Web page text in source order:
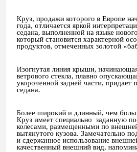
Круз, продажи которого в Европе
года, отличается яркой
седана, выполненной на языке
который становится характерной
продуктов, отмеченных золотой
Изогнутая линия крыши,
ветрового стекла, плавно
укороченной задней части, придает
седана.
Более широкий и длинный, чем
Круз имеет специально заданную
колесами, размещенными по
вытянутого кузова. Замечательно
и сдержанное использование
качественный внешний вид,